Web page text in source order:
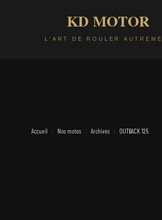
Accueil / Nos motos / Archives / OUTBACK 125